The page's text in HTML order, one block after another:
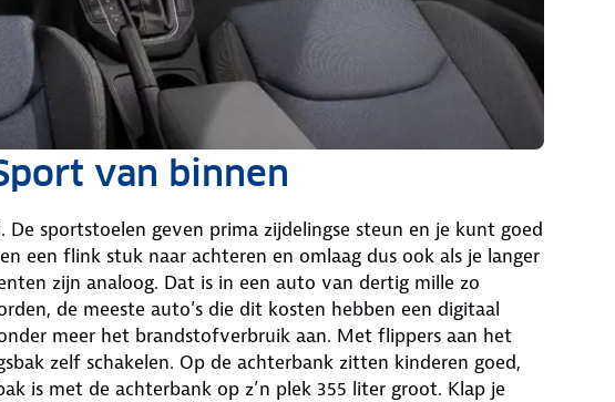
van binnen
De sportstoelen geven prima zijdelingse steun en je kunt goed
een flink stuk naar achteren en omlaag dus ook als je langer
zijn analoog. Dat is in een auto van dertig mille zo
de meeste auto’s die dit kosten hebben een digitaal
meer het brandstofverbruik aan. Met flippers aan het
zelf schakelen. Op de achterbank zitten kinderen goed,
is met de achterbank op z’n plek 355 liter groot. Klap je